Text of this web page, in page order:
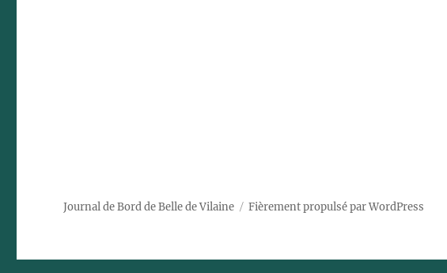
Journal de Bord de Belle de Vilaine Fièrement propulsé par WordPress